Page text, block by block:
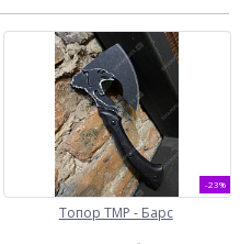
-23%
Топор ТМР - Барс